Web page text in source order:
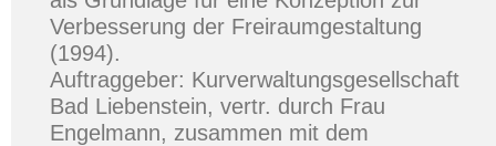
Verbesserung der Freiraumgestaltung
(1994).
Auftraggeber: Kurverwaltungsgesellschaft
Bad Liebenstein, vertr. durch Frau
Engelmann, zusammen mit dem